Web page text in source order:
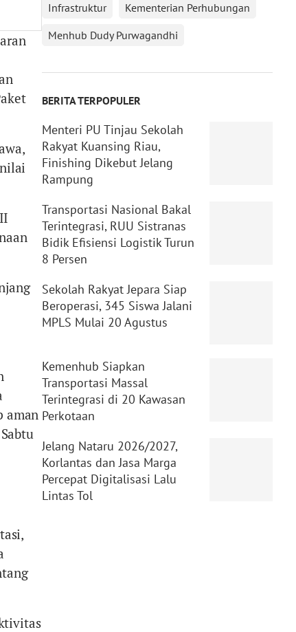
aman
Infrastruktur
Kementerian Perhubungan
Menhub Dudy Purwagandhi
BERITA TERPOPULER
Menteri PU Tinjau Sekolah
Rakyat Kuansing Riau,
Finishing Dikebut Jelang
Rampung
Transportasi Nasional Bakal
Terintegrasi, RUU Sistranas
Bidik Efisiensi Logistik Turun
8 Persen
Sekolah Rakyat Jepara Siap
Beroperasi, 345 Siswa Jalani
MPLS Mulai 20 Agustus
Kemenhub Siapkan
Transportasi Massal
Terintegrasi di 20 Kawasan
Perkotaan
Jelang Nataru 2026/2027,
Korlantas dan Jasa Marga
Percepat Digitalisasi Lalu
Lintas Tol